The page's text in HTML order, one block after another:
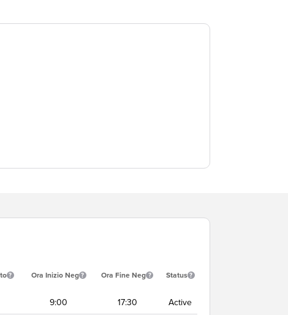
Ora Inizio Neg Ora Fine Neg Status
9:00 17:30 Active